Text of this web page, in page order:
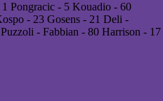
Pongracic - 5 Kouadio - 60
- 23 Gosens - 21 Deli -
- Fabbian - 80 Harrison - 17